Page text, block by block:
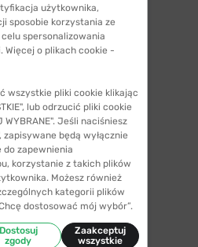
użytkownika,
sposobie korzystania ze
spersonalizowania
o plikach cookie -
wszystkie pliki cookie klikając
lub odrzucić pliki cookie
WYBRANE". Jeśli naciśniesz
zapisywane będą wyłącznie
do zapewnienia
korzystanie z takich plików
Możesz również
kategorii plików
dostosować mój wybór”.
Dostosuj
zgody
Zaakceptuj
wszystkie